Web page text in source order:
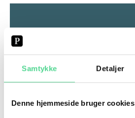
Samtykke Detaljer
Denne hjemmeside bruger cookies
EXTRANET